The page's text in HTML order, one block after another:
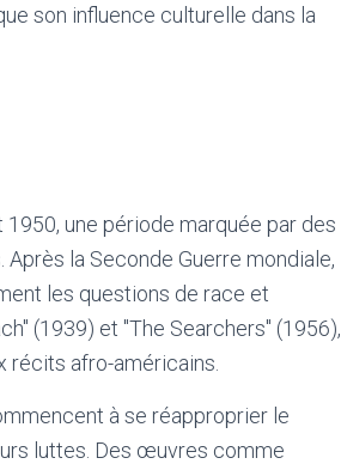
son influence culturelle dans la
une période marquée par des
la Seconde Guerre mondiale,
les questions de race et
(1939) et "The Searchers" (1956),
récits afro-américains.
à se réapproprier le
luttes. Des œuvres comme